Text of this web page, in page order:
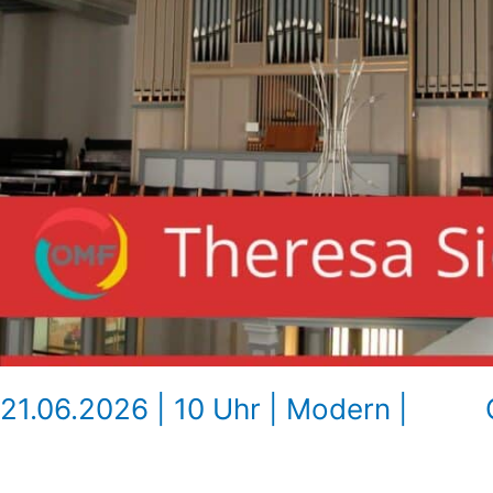
21.06.2026 | 10 Uhr | Modern |